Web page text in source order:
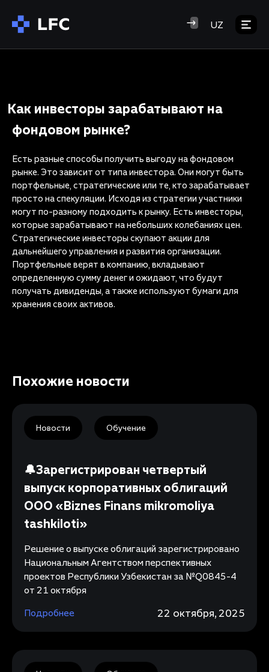
UZ
Как инвесторы зарабатывают на
фондовом рынке?
Есть разные способы получить выгоду на фондовом
рынке. Это зависит от типа инвестора. Они могут быть
портфельные, стратегические или те, кто зарабатывает
просто на спекуляции. Исходя из стратегии участники
могут по-разному подходить к рынку. Есть инвесторы,
которые зарабатывают на небольших колебаниях цен.
Стратегические инвесторы скупают акции для
дальнейшего управления и развития организации.
Портфельные верят в компанию, вкладывают
определенную сумму денег и ожидают, что будут
получать дивиденды, а также используют бумаги для
хранения своих активов.
Похожие новости
Новости Обучение
🔔Зарегистрирован четвертый
выпуск корпоративных облигаций
ООО «Biznes Finans mikromoliya
tashkiloti»
Решение о выпуске облигаций зарегистрировано
Национальным Агентством перспективных
проектов Республики Узбекистан за №Q0845-4
от 21 октября
Подробнее
22 октября, 2025